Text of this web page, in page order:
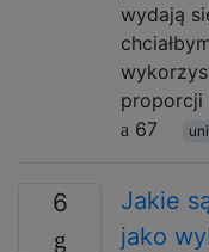
wydają
67
6
Jakie
jako